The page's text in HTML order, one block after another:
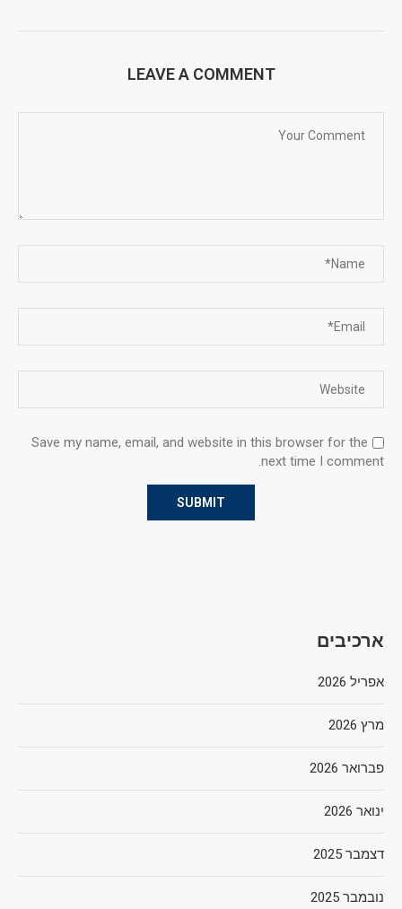
LEAVE A COMMENT
Save my name, email, and website in this browser for the
next time I comment.
ארכיבים
אפריל 2026
מרץ 2026
פברואר 2026
ינואר 2026
דצמבר 2025
נובמבר 2025